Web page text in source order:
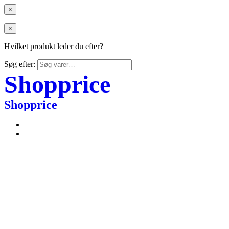
×
×
Hvilket produkt leder du efter?
Søg efter:
Shopprice
Shopprice